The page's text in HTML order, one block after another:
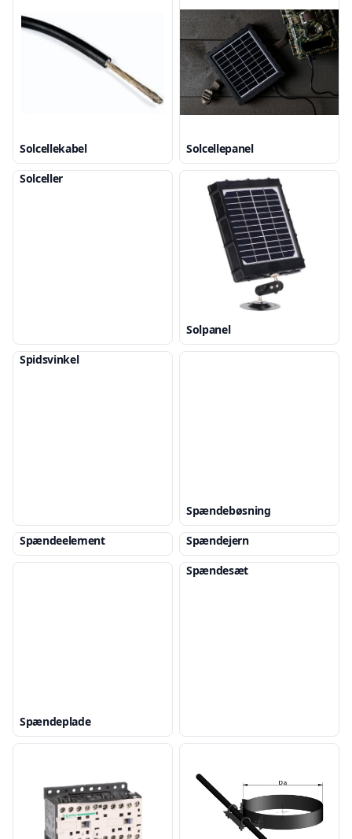
Solcellekabel
Solcellepanel
Solceller
Solpanel
Spidsvinkel
Spændebøsning
Spændeelement
Spændejern
Spændeplade
Spændesæt